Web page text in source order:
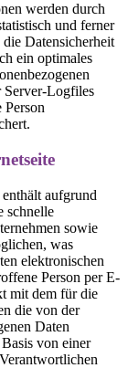
werden durch
und ferner
Datensicherheit
ein optimales
Server-Logfiles
aufgrund
schnelle
sowie
was
elektronischen
Person per E-
mit dem für die
die von der
Daten
von einer